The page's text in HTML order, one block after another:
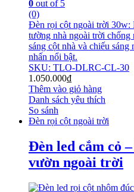
0 out of 5
(0)
Đèn rọi cột ngoài trời 30w:
tường nhà ngoài trời
sáng cột nhà và chiếu sáng
nhấn nổi bật.
SKU: TLO-DLRC-CL-30
1.050.000₫
Thêm vào giỏ hàng
Danh sách yêu thích
So sánh
Đèn rọi cột ngoài trời
Đèn led cắm cỏ
vườn ngoài trời